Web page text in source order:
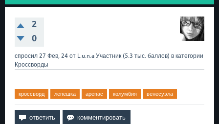
2
0
спросил 27 Фев, 24 от L.u.n.a Участник (5.3 тыс. баллов) в категории
Кроссворды
кроссворд лепешка арепас колумбия венесуэла